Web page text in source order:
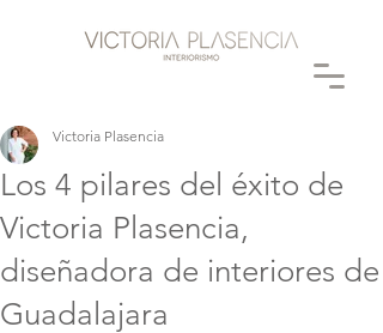
Los 4 pilares del éxito de
Victoria Plasencia,
diseñadora de interiores de
Guadalajara
Victoria Plasencia